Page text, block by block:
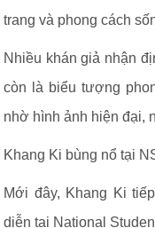
trang và phong cách
Nhiều khán giả nhận
còn là biểu tượng
nhờ hình ảnh hiện đại,
Khang Ki bùng nổ tại
Mới đây, Khang Ki
diễn tại National